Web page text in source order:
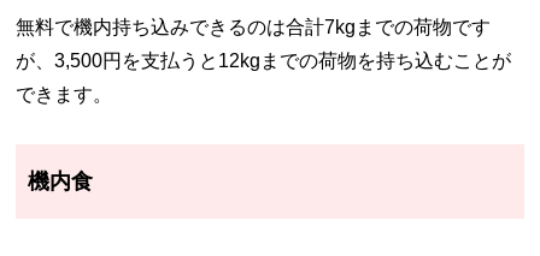
無料で機内持ち込みできるのは合計7kgまでの荷物です
が、3,500円を支払うと12kgまでの荷物を持ち込むことが
できます。
機内食